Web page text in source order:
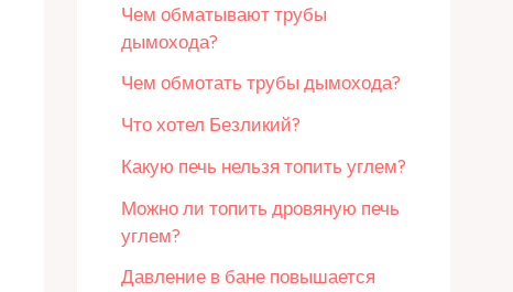
Чем обматывают трубы
дымохода?
Чем обмотать трубы дымохода?
Что хотел Безликий?
Какую печь нельзя топить углем?
Можно ли топить дровяную печь
углем?
Давление в бане повышается